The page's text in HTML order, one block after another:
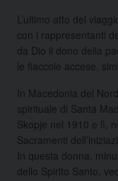
L’ultimo atto del
con i rappresentanti
da Dio il dono della
le fiaccole accese,
In Macedonia del
spirituale di Santa
Skopje nel 1910 e lì,
Sacramenti
In questa donna,
dello Spirito Santo,